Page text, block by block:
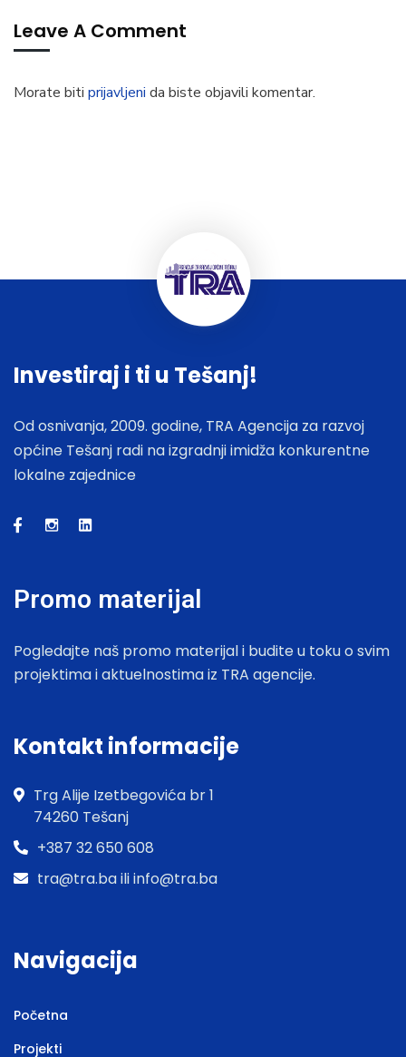
Leave A Comment
Morate biti prijavljeni da biste objavili komentar.
Investiraj i ti u Tešanj!
Od osnivanja, 2009. godine, TRA Agencija za razvoj
općine Tešanj radi na izgradnji imidža konkurentne
lokalne zajednice
Promo materijal
Pogledajte naš promo materijal i budite u toku o svim
projektima i aktuelnostima iz TRA agencije.
Kontakt informacije
Trg Alije Izetbegovića br 1
74260 Tešanj
+387 32 650 608
tra@tra.ba ili info@tra.ba
Navigacija
Početna
Projekti